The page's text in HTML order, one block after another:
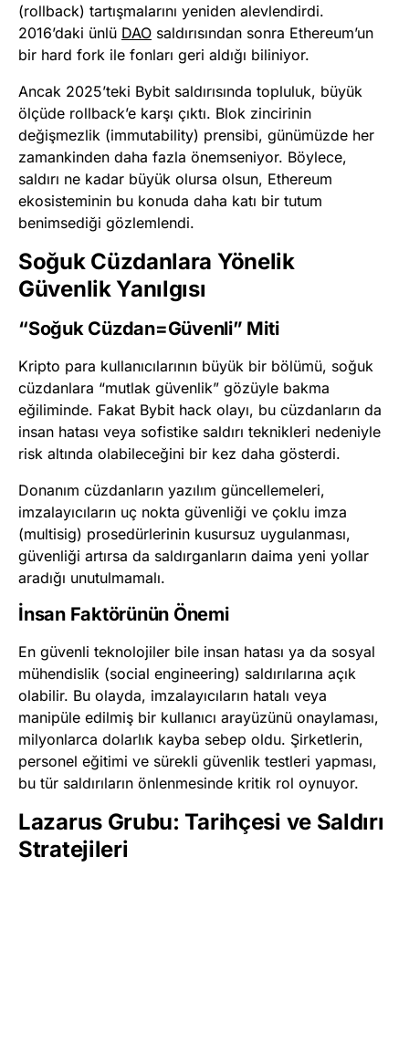
(rollback) tartışmalarını yeniden alevlendirdi.
2016’daki ünlü DAO saldırısından sonra Ethereum’un
bir hard fork ile fonları geri aldığı biliniyor.
Ancak 2025’teki Bybit saldırısında topluluk, büyük
ölçüde rollback’e karşı çıktı. Blok zincirinin
değişmezlik (immutability) prensibi, günümüzde her
zamankinden daha fazla önemseniyor. Böylece,
saldırı ne kadar büyük olursa olsun, Ethereum
ekosisteminin bu konuda daha katı bir tutum
benimsediği gözlemlendi.
Soğuk Cüzdanlara Yönelik
Güvenlik Yanılgısı
“Soğuk Cüzdan=Güvenli” Miti
Kripto para kullanıcılarının büyük bir bölümü, soğuk
cüzdanlara “mutlak güvenlik” gözüyle bakma
eğiliminde. Fakat Bybit hack olayı, bu cüzdanların da
insan hatası veya sofistike saldırı teknikleri nedeniyle
risk altında olabileceğini bir kez daha gösterdi.
Donanım cüzdanların yazılım güncellemeleri,
imzalayıcıların uç nokta güvenliği ve çoklu imza
(multisig) prosedürlerinin kusursuz uygulanması,
güvenliği artırsa da saldırganların daima yeni yollar
aradığı unutulmamalı.
İnsan Faktörünün Önemi
En güvenli teknolojiler bile insan hatası ya da sosyal
mühendislik (social engineering) saldırılarına açık
olabilir. Bu olayda, imzalayıcıların hatalı veya
manipüle edilmiş bir kullanıcı arayüzünü onaylaması,
milyonlarca dolarlık kayba sebep oldu. Şirketlerin,
personel eğitimi ve sürekli güvenlik testleri yapması,
bu tür saldırıların önlenmesinde kritik rol oynuyor.
Lazarus Grubu: Tarihçesi ve Saldırı
Stratejileri